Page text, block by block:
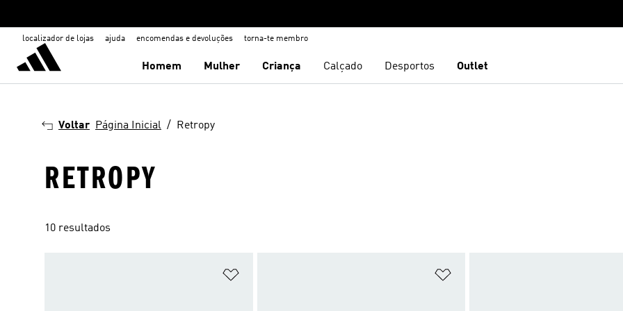
localizador de lojas ajuda encomendas e devoluções torna-te membro
Homem Mulher Criança Calçado Desportos Outlet
Voltar Página Inicial Retropy
RETROPY
10 resultados